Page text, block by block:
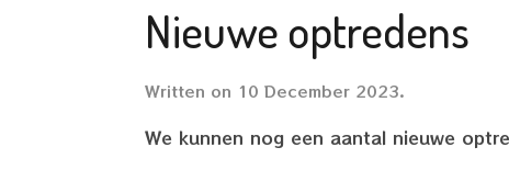
Nieuwe optredens
Written on 10 December 2023.
We kunnen nog een aantal nieuwe